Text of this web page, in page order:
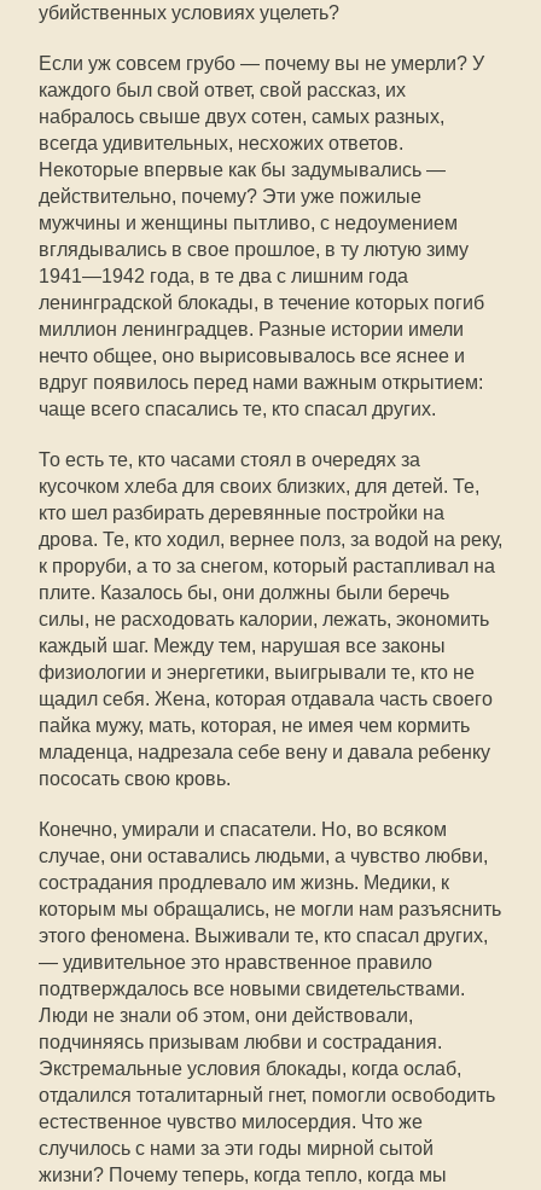
убийственных условиях уцелеть?
Если уж совсем грубо — почему вы не умерли? У
каждого был свой ответ, свой рассказ, их
набралось свыше двух сотен, самых разных,
всегда удивительных, несхожих ответов.
Некоторые впервые как бы задумывались —
действительно, почему? Эти уже пожилые
мужчины и женщины пытливо, с недоумением
вглядывались в свое прошлое, в ту лютую зиму
1941—1942 года, в те два с лишним года
ленинградской блокады, в течение которых погиб
миллион ленинградцев. Разные истории имели
нечто общее, оно вырисовывалось все яснее и
вдруг появилось перед нами важным открытием:
чаще всего спасались те, кто спасал других.
То есть те, кто часами стоял в очередях за
кусочком хлеба для своих близких, для детей. Те,
кто шел разбирать деревянные постройки на
дрова. Те, кто ходил, вернее полз, за водой на реку,
к проруби, а то за снегом, который растапливал на
плите. Казалось бы, они должны были беречь
силы, не расходовать калории, лежать, экономить
каждый шаг. Между тем, нарушая все законы
физиологии и энергетики, выигрывали те, кто не
щадил себя. Жена, которая отдавала часть своего
пайка мужу, мать, которая, не имея чем кормить
младенца, надрезала себе вену и давала ребенку
пососать свою кровь.
Конечно, умирали и спасатели. Но, во всяком
случае, они оставались людьми, а чувство любви,
сострадания продлевало им жизнь. Медики, к
которым мы обращались, не могли нам разъяснить
этого феномена. Выживали те, кто спасал других,
— удивительное это нравственное правило
подтверждалось все новыми свидетельствами.
Люди не знали об этом, они действовали,
подчиняясь призывам любви и сострадания.
Экстремальные условия блокады, когда ослаб,
отдалился тоталитарный гнет, помогли освободить
естественное чувство милосердия. Что же
случилось с нами за эти годы мирной сытой
жизни? Почему теперь, когда тепло, когда мы